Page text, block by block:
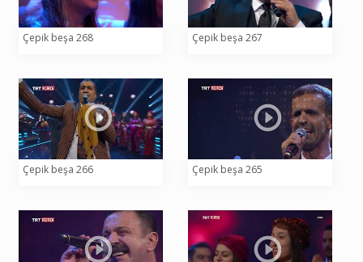
Çepik beşa 268 Çepik beşa 267
Çepik beşa 266 Çepik beşa 265